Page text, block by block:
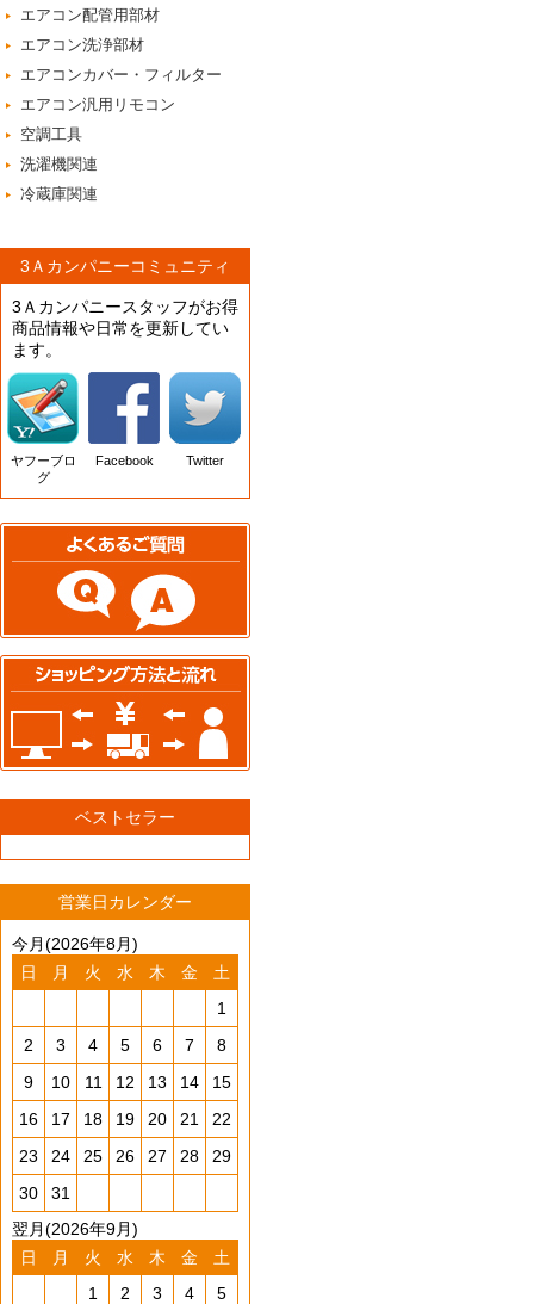
エアコン配管用部材
エアコン洗浄部材
エアコンカバー・フィルター
エアコン汎用リモコン
空調工具
洗濯機関連
冷蔵庫関連
3Ａカンパニーコミュニティ
3Ａカンパニースタッフがお得
商品情報や日常を更新してい
ます。
ヤフーブロ
グ
Facebook Twitter
ベストセラー
営業日カレンダー
今月(2026年8月)
日
月 火 水 木 金
土
1
2
3 4 5 6 7
8
9
10 11 12 13 14
15
16
17 18 19 20 21
22
23
24 25 26 27 28
29
30
31
翌月(2026年9月)
日
月 火 水 木 金
土
1
2 3 4
5